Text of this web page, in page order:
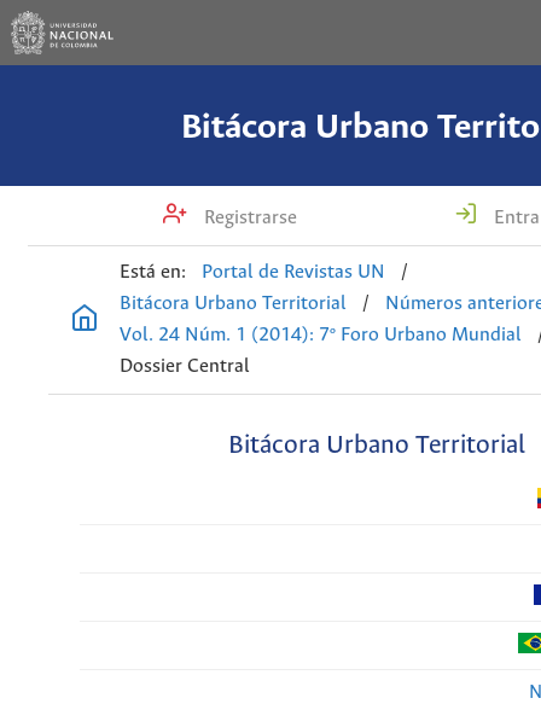
Bitácora Urbano
Registrarse
Está en: Portal de Revistas UN
/
Bitácora Urbano Territorial
/
Números
Vol. 24 Núm. 1 (2014): 7º Foro Urbano Mundial
Dossier Central
Bitácora Urbano Territorial